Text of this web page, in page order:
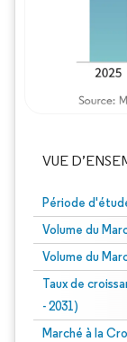
VUE
Période
Volume du
Volume du
Taux de
- 2031)
Marché à la